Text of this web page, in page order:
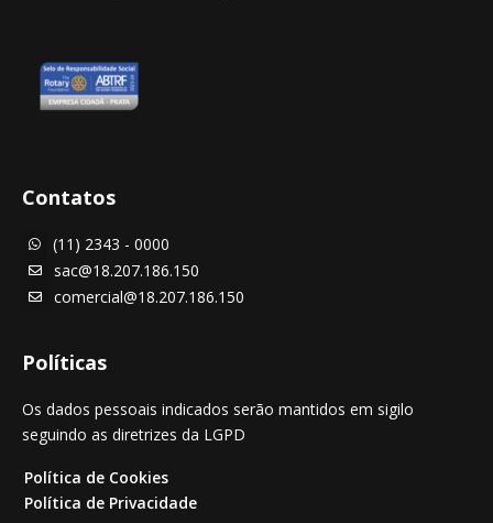
Contatos
 (11) 2343 - 0000
 sac@18.207.186.150
 comercial@18.207.186.150
Políticas
Os dados pessoais indicados serão mantidos em sigilo
seguindo as diretrizes da LGPD
Política de Cookies
Política de Privacidade